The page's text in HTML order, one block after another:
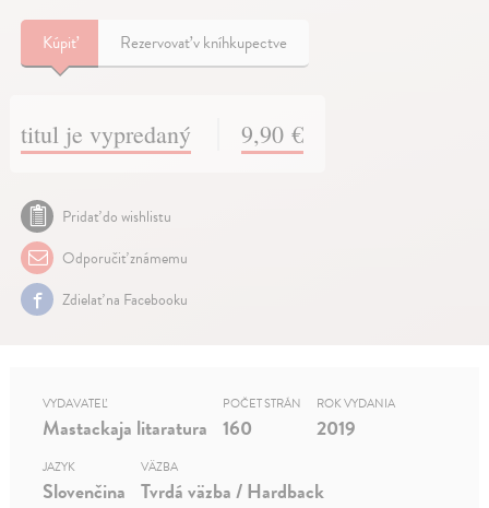
Kúpiť Rezervovať v kníhkupectve
titul je vypredaný 9,90 €
Pridať do wishlistu
Odporučiť známemu
Zdielať na Facebooku
VYDAVATEĽ
Mastackaja litaratura
POČET STRÁN
160
ROK VYDANIA
2019
JAZYK
Slovenčina
VÄZBA
Tvrdá väzba / Hardback